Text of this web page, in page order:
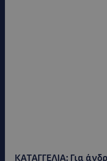
ΚΑΤΑΓΓΕΛΙΑ: Για